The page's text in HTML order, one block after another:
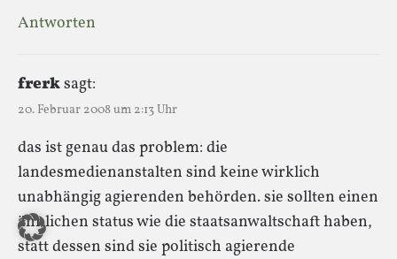
Antworten
frerksagt:
20. Februar 2008 um 2:13 Uhr
das ist genau das problem: die
landesmedienanstalten sind keine wirklich
unabhängig agierenden behörden. sie sollten einen
ähnlichen status wie die staatsanwaltschaft haben,
statt dessen sind sie politisch agierende